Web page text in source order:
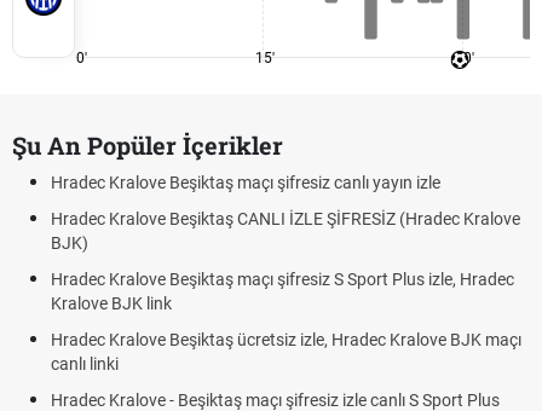
0' 15' 30'
Şu An Popüler İçerikler
Hradec Kralove Beşiktaş maçı şifresiz canlı yayın izle
Hradec Kralove Beşiktaş CANLI İZLE ŞİFRESİZ (Hradec Kralove
BJK)
Hradec Kralove Beşiktaş maçı şifresiz S Sport Plus izle, Hradec
Kralove BJK link
Hradec Kralove Beşiktaş ücretsiz izle, Hradec Kralove BJK maçı
canlı linki
Hradec Kralove - Beşiktaş maçı şifresiz izle canlı S Sport Plus